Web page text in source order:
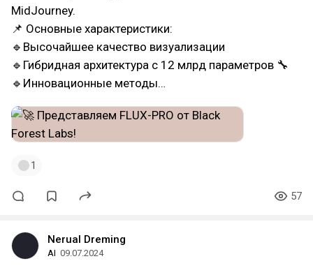
MidJourney.
📌 Основные характеристики:
🔹Высочайшее качество визуализации
🔹Гибридная архитектура с 12 млрд параметров 🔧
🔹Инновационные методы…
1
57
Nerual Dreming
AI 09.07.2024